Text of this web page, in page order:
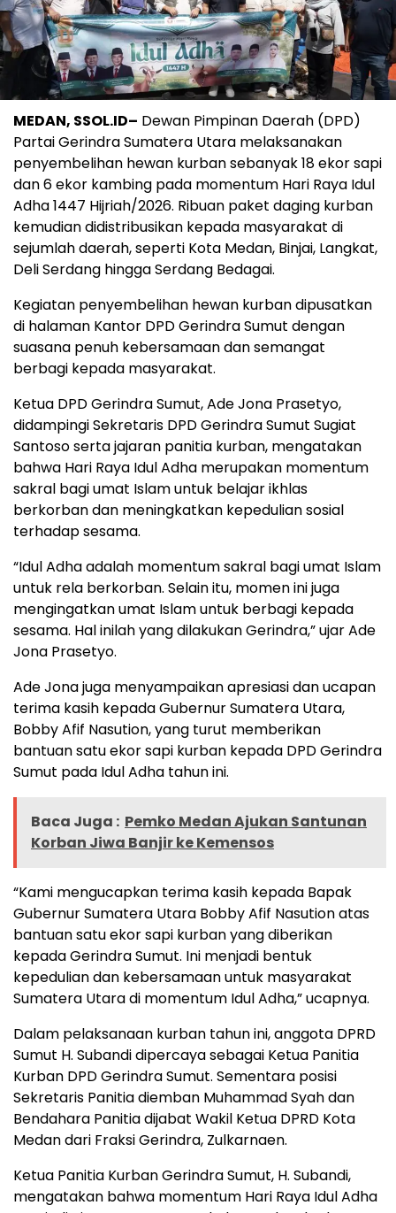
MEDAN, SSOL.ID– Dewan Pimpinan Daerah (DPD)
Partai Gerindra Sumatera Utara melaksanakan
penyembelihan hewan kurban sebanyak 18 ekor sapi
dan 6 ekor kambing pada momentum Hari Raya Idul
Adha 1447 Hijriah/2026. Ribuan paket daging kurban
kemudian didistribusikan kepada masyarakat di
sejumlah daerah, seperti Kota Medan, Binjai, Langkat,
Deli Serdang hingga Serdang Bedagai.
Kegiatan penyembelihan hewan kurban dipusatkan
di halaman Kantor DPD Gerindra Sumut dengan
suasana penuh kebersamaan dan semangat
berbagi kepada masyarakat.
Ketua DPD Gerindra Sumut, Ade Jona Prasetyo,
didampingi Sekretaris DPD Gerindra Sumut Sugiat
Santoso serta jajaran panitia kurban, mengatakan
bahwa Hari Raya Idul Adha merupakan momentum
sakral bagi umat Islam untuk belajar ikhlas
berkorban dan meningkatkan kepedulian sosial
terhadap sesama.
“Idul Adha adalah momentum sakral bagi umat Islam
untuk rela berkorban. Selain itu, momen ini juga
mengingatkan umat Islam untuk berbagi kepada
sesama. Hal inilah yang dilakukan Gerindra,” ujar Ade
Jona Prasetyo.
Ade Jona juga menyampaikan apresiasi dan ucapan
terima kasih kepada Gubernur Sumatera Utara,
Bobby Afif Nasution, yang turut memberikan
bantuan satu ekor sapi kurban kepada DPD Gerindra
Sumut pada Idul Adha tahun ini.
Baca Juga : Pemko Medan Ajukan Santunan
Korban Jiwa Banjir ke Kemensos
“Kami mengucapkan terima kasih kepada Bapak
Gubernur Sumatera Utara Bobby Afif Nasution atas
bantuan satu ekor sapi kurban yang diberikan
kepada Gerindra Sumut. Ini menjadi bentuk
kepedulian dan kebersamaan untuk masyarakat
Sumatera Utara di momentum Idul Adha,” ucapnya.
Dalam pelaksanaan kurban tahun ini, anggota DPRD
Sumut H. Subandi dipercaya sebagai Ketua Panitia
Kurban DPD Gerindra Sumut. Sementara posisi
Sekretaris Panitia diemban Muhammad Syah dan
Bendahara Panitia dijabat Wakil Ketua DPRD Kota
Medan dari Fraksi Gerindra, Zulkarnaen.
Ketua Panitia Kurban Gerindra Sumut, H. Subandi,
mengatakan bahwa momentum Hari Raya Idul Adha